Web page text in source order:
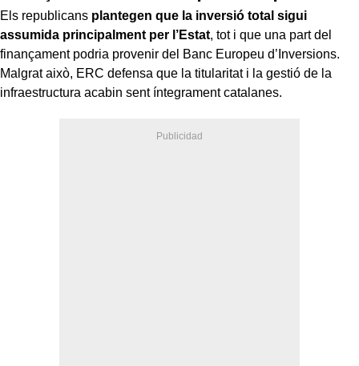
Els republicans plantegen que la inversió total sigui
assumida principalment per l’Estat, tot i que una part del
finançament podria provenir del Banc Europeu d’Inversions.
Malgrat això, ERC defensa que la titularitat i la gestió de la
infraestructura acabin sent íntegrament catalanes.